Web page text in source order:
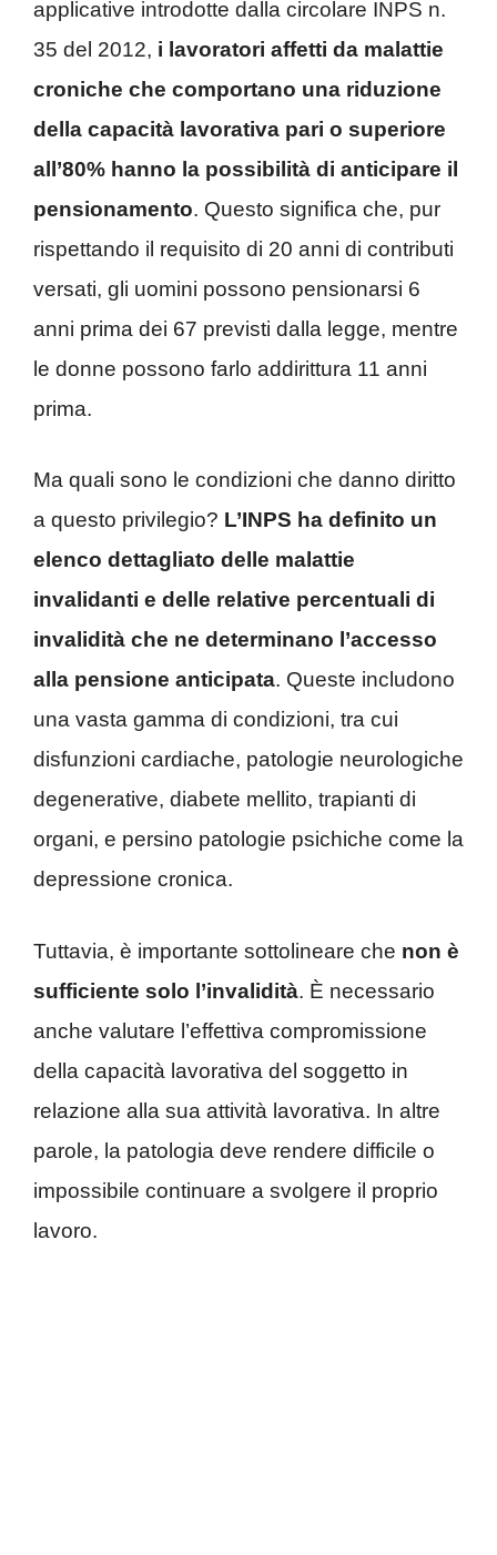
applicative introdotte dalla circolare INPS n.
35 del 2012, i lavoratori affetti da malattie
croniche che comportano una riduzione
della capacità lavorativa pari o superiore
all’80% hanno la possibilità di anticipare il
pensionamento. Questo significa che, pur
rispettando il requisito di 20 anni di contributi
versati, gli uomini possono pensionarsi 6
anni prima dei 67 previsti dalla legge, mentre
le donne possono farlo addirittura 11 anni
prima.
Ma quali sono le condizioni che danno diritto
a questo privilegio? L’INPS ha definito un
elenco dettagliato delle malattie
invalidanti e delle relative percentuali di
invalidità che ne determinano l’accesso
alla pensione anticipata. Queste includono
una vasta gamma di condizioni, tra cui
disfunzioni cardiache, patologie neurologiche
degenerative, diabete mellito, trapianti di
organi, e persino patologie psichiche come la
depressione cronica.
Tuttavia, è importante sottolineare che non è
sufficiente solo l’invalidità. È necessario
anche valutare l’effettiva compromissione
della capacità lavorativa del soggetto in
relazione alla sua attività lavorativa. In altre
parole, la patologia deve rendere difficile o
impossibile continuare a svolgere il proprio
lavoro.